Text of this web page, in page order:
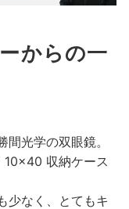
からの一
間光学の双眼鏡。
10×40 収納ケース
少なく、とてもキ